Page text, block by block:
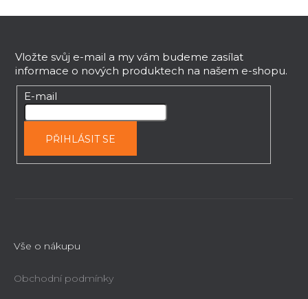
Vložte svůj e-mail a my vám budeme zasílat
informace o nových produktech na našem e-shopu.
E-mail
PŘIHLÁSIT SE
Vše o nákupu
Obchodní podmínky